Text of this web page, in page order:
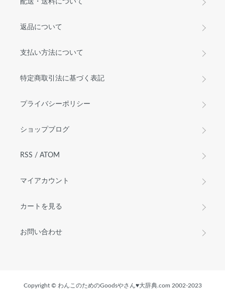
配送・送料について
返品について
支払い方法について
特定商取引法に基づく表記
プライバシーポリシー
ショップブログ
RSS / ATOM
マイアカウント
カートを見る
お問い合わせ
Copyright © わんこのためのGoodsやさん♥︎大辞典.com 2002-2023